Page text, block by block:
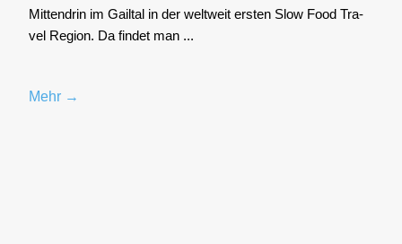
Mit­ten­drin im Gail­tal in der welt­weit ers­ten Slow Food Tra­
vel Regi­on. Da fin­det man ...
Mehr →